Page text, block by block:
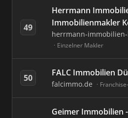
49
Herrmann
Immobilienmakler
herrmann-
Einzelner Makler
50 FALC Immobilien
falcimmo.de
Geimer Immobilien -